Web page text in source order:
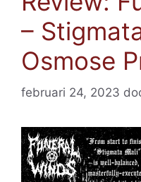
–
Osmose
februari 24, 2023